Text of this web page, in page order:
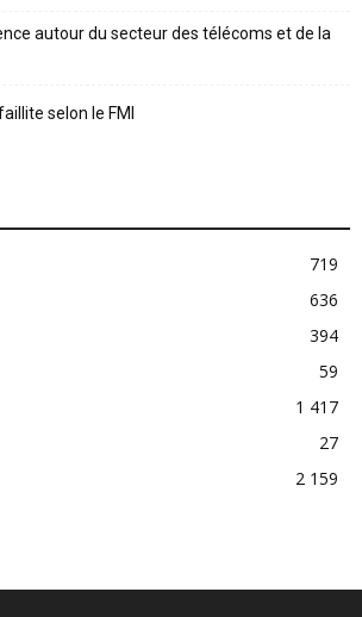
autour du secteur des télécoms et de la
selon le FMI
719
636
394
59
1 417
27
2 159